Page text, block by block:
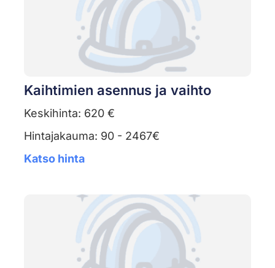
Kaihtimien asennus ja vaihto
Keskihinta: 620 €
Hintajakauma: 90 - 2467€
Katso hinta